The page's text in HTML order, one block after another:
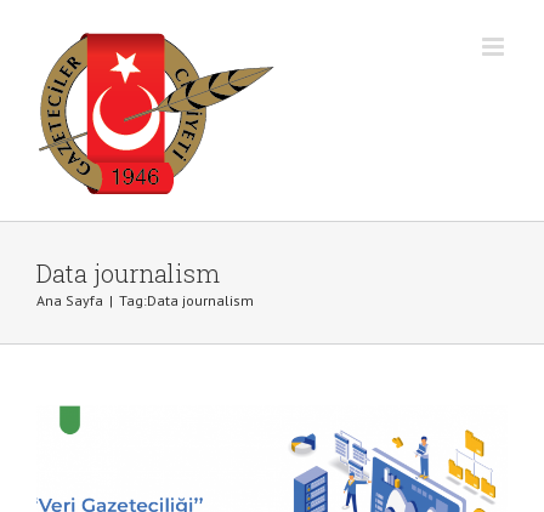
content
Data journalism
Ana Sayfa | Tag:Data journalism
Başvuruları Başladı